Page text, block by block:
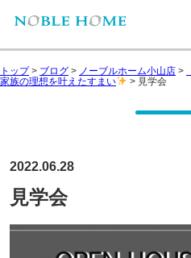
トップ> ブログ > ノーブルホーム小山店 >
家族の理想を叶えたすまい
> 見学会
2022.06.28
見学会